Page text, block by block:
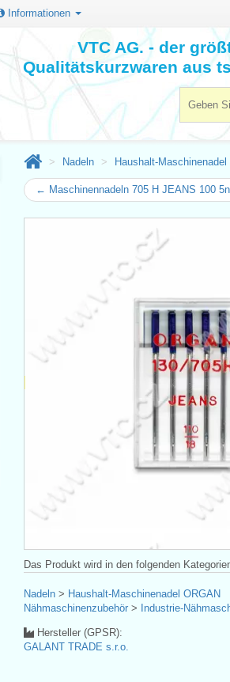
Informationen
VTC AG. - der
Qualitätskurzwaren aus
Nadeln Haushalt-Maschinenadel
← Maschinennadeln 705 H JEANS 100 5n
Das Produkt wird in den folgenden
Nadeln > Haushalt-Maschinenadel ORGAN
Nähmaschinenzubehör > Industrie-
Hersteller (GPSR):
GALANT TRADE s.r.o.